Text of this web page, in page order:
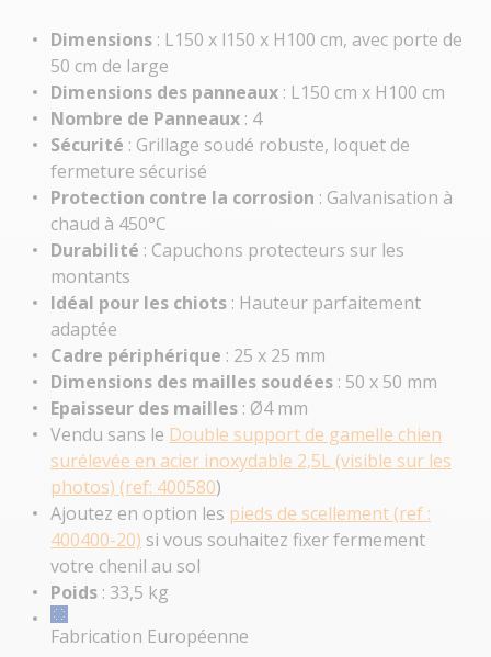
Dimensions : L150 x l150 x H100 cm, avec porte de
50 cm de large
Dimensions des panneaux : L150 cm x H100 cm
Nombre de Panneaux : 4
Sécurité : Grillage soudé robuste, loquet de
fermeture sécurisé
Protection contre la corrosion : Galvanisation à
chaud à 450°C
Durabilité : Capuchons protecteurs sur les
montants
Idéal pour les chiots : Hauteur parfaitement
adaptée
Cadre périphérique : 25 x 25 mm
Dimensions des mailles soudées : 50 x 50 mm
Epaisseur des mailles : Ø4 mm
Vendu sans le Double support de gamelle chien
surélevée en acier inoxydable 2,5L (visible sur les
photos) (ref: 400580)
Ajoutez en option les pieds de scellement (ref :
400400-20) si vous souhaitez fixer fermement
votre chenil au sol
Poids : 33,5 kg
Fabrication Européenne